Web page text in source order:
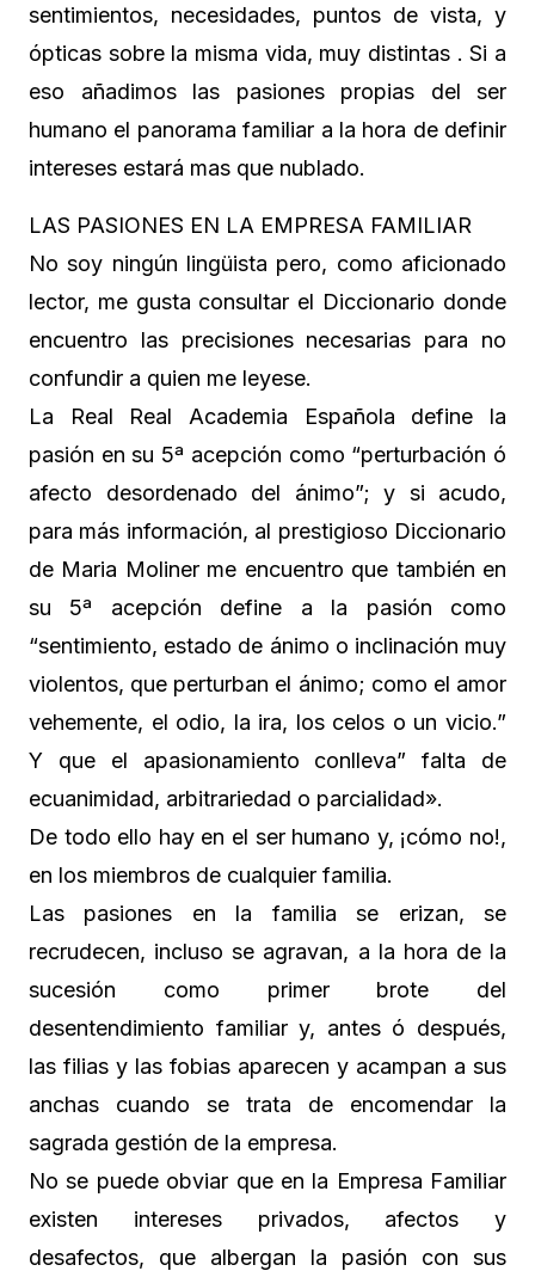
sentimientos, necesidades, puntos de vista, y
ópticas sobre la misma vida, muy distintas . Si a
eso añadimos las pasiones propias del ser
humano el panorama familiar a la hora de definir
intereses estará mas que nublado.
LAS PASIONES EN LA EMPRESA FAMILIAR
No soy ningún lingüista pero, como aficionado
lector, me gusta consultar el Diccionario donde
encuentro las precisiones necesarias para no
confundir a quien me leyese.
La Real Real Academia Española define la
pasión en su 5ª acepción como “perturbación ó
afecto desordenado del ánimo”; y si acudo,
para más información, al prestigioso Diccionario
de Maria Moliner me encuentro que también en
su 5ª acepción define a la pasión como
“sentimiento, estado de ánimo o inclinación muy
violentos, que perturban el ánimo; como el amor
vehemente, el odio, la ira, los celos o un vicio.”
Y que el apasionamiento conlleva” falta de
ecuanimidad, arbitrariedad o parcialidad».
De todo ello hay en el ser humano y, ¡cómo no!,
en los miembros de cualquier familia.
Las pasiones en la familia se erizan, se
recrudecen, incluso se agravan, a la hora de la
sucesión como primer brote del
desentendimiento familiar y, antes ó después,
las filias y las fobias aparecen y acampan a sus
anchas cuando se trata de encomendar la
sagrada gestión de la empresa.
No se puede obviar que en la Empresa Familiar
existen intereses privados, afectos y
desafectos, que albergan la pasión con sus